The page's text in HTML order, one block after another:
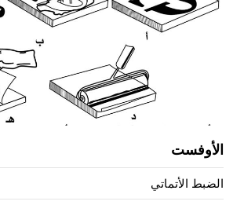
الأوفست
الضبط الأتماتي